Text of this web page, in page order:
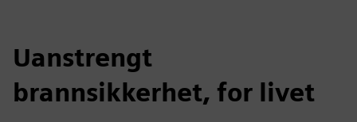
Uanstrengt
brannsikkerhet, for livet